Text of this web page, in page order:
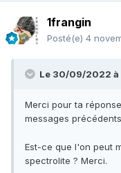
1frangin
Posté(e) 4
Le 30/09/2022 à
Merci pour ta
messages
Est-ce que l'on peut
spectrolite ? Merci.